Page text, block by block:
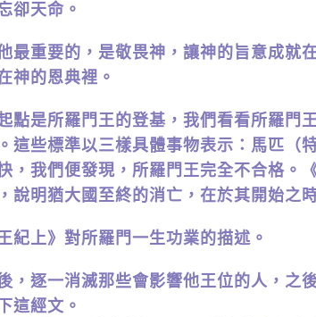
卻天命。
最重要的，是敬畏神，讓神的旨意成就
神的恩典裡。
點是所羅門王的登基，我們看看所羅門
這些標準以三樣具體事物表示：馬匹（
，我們便發現，所羅門王完全不合格。
說明猶大國至終的消亡，在於其開始之
紀上》對所羅門一生功業的描述。
，逐一消滅那些會影響他王位的人，之
這經文。